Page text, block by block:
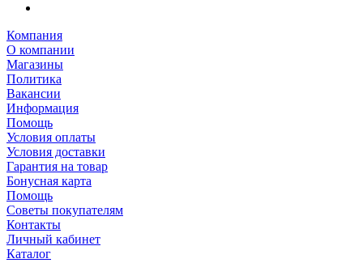
Компания
О компании
Магазины
Политика
Вакансии
Информация
Помощь
Условия оплаты
Условия доставки
Гарантия на товар
Бонусная карта
Помощь
Советы покупателям
Контакты
Личный кабинет
Каталог